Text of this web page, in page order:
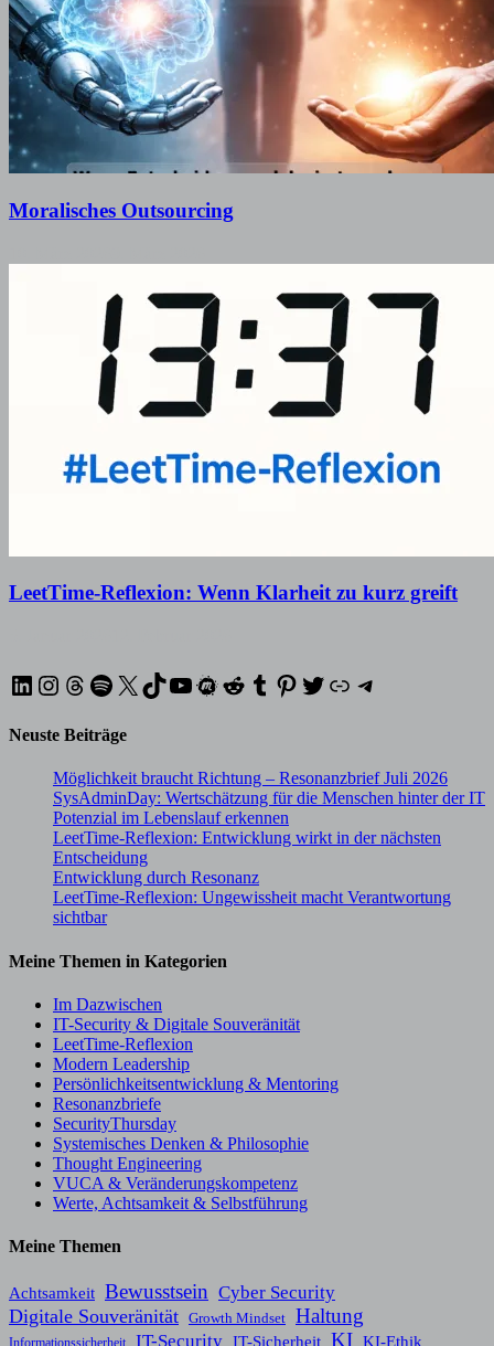
Moralisches Outsourcing
LeetTime-Reflexion: Wenn Klarheit zu kurz greift
LinkedIn
Instagram
Threads
Spotify
X TikTok
YouTube
Meetup
Reddit
Tumblr
Pinterest
Twitter
XINGTelegram
Neuste Beiträge
Möglichkeit braucht Richtung – Resonanzbrief Juli 2026
SysAdminDay: Wertschätzung für die Menschen hinter der IT
Potenzial im Lebenslauf erkennen
LeetTime-Reflexion: Entwicklung wirkt in der nächsten
Entscheidung
Entwicklung durch Resonanz
LeetTime-Reflexion: Ungewissheit macht Verantwortung
sichtbar
Meine Themen in Kategorien
Im Dazwischen
IT-Security & Digitale Souveränität
LeetTime-Reflexion
Modern Leadership
Persönlichkeitsentwicklung & Mentoring
Resonanzbriefe
SecurityThursday
Systemisches Denken & Philosophie
Thought Engineering
VUCA & Veränderungskompetenz
Werte, Achtsamkeit & Selbstführung
Meine Themen
Achtsamkeit Bewusstsein Cyber Security
Digitale Souveränität Growth Mindset Haltung
IT-Security IT-Sicherheit KI KI-Ethik